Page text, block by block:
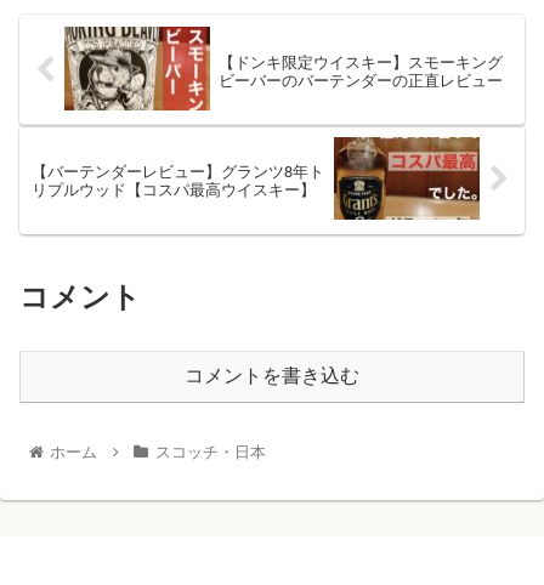
【ドンキ限定ウイスキー】スモーキング
ビーバーのバーテンダーの正直レビュー
【バーテンダーレビュー】グランツ8年ト
リプルウッド【コスパ最高ウイスキー】
コメント
コメントを書き込む
ホーム スコッチ・日本